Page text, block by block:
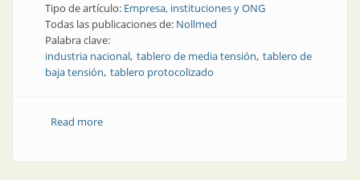
Tipo de artículo: Empresa, instituciones y ONG
Todas las publicaciones de: Nollmed
Palabra clave:
industria nacional tablero de media tensión tablero de
baja tensión tablero protocolizado
Read moreabout Nuevas tecnologías y productos en la industria